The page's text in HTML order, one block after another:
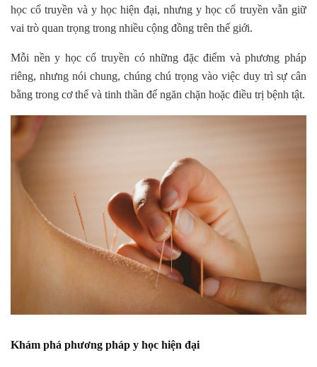
học cổ truyền và y học hiện đại, nhưng y học cổ truyền vẫn giữ
vai trò quan trọng trong nhiều cộng đồng trên thế giới.
Mỗi nền y học cổ truyền có những đặc điểm và phương pháp
riêng, nhưng nói chung, chúng chú trọng vào việc duy trì sự cân
bằng trong cơ thể và tinh thần để ngăn chặn hoặc điều trị bệnh tật.
Khám phá phương pháp y học hiện đại